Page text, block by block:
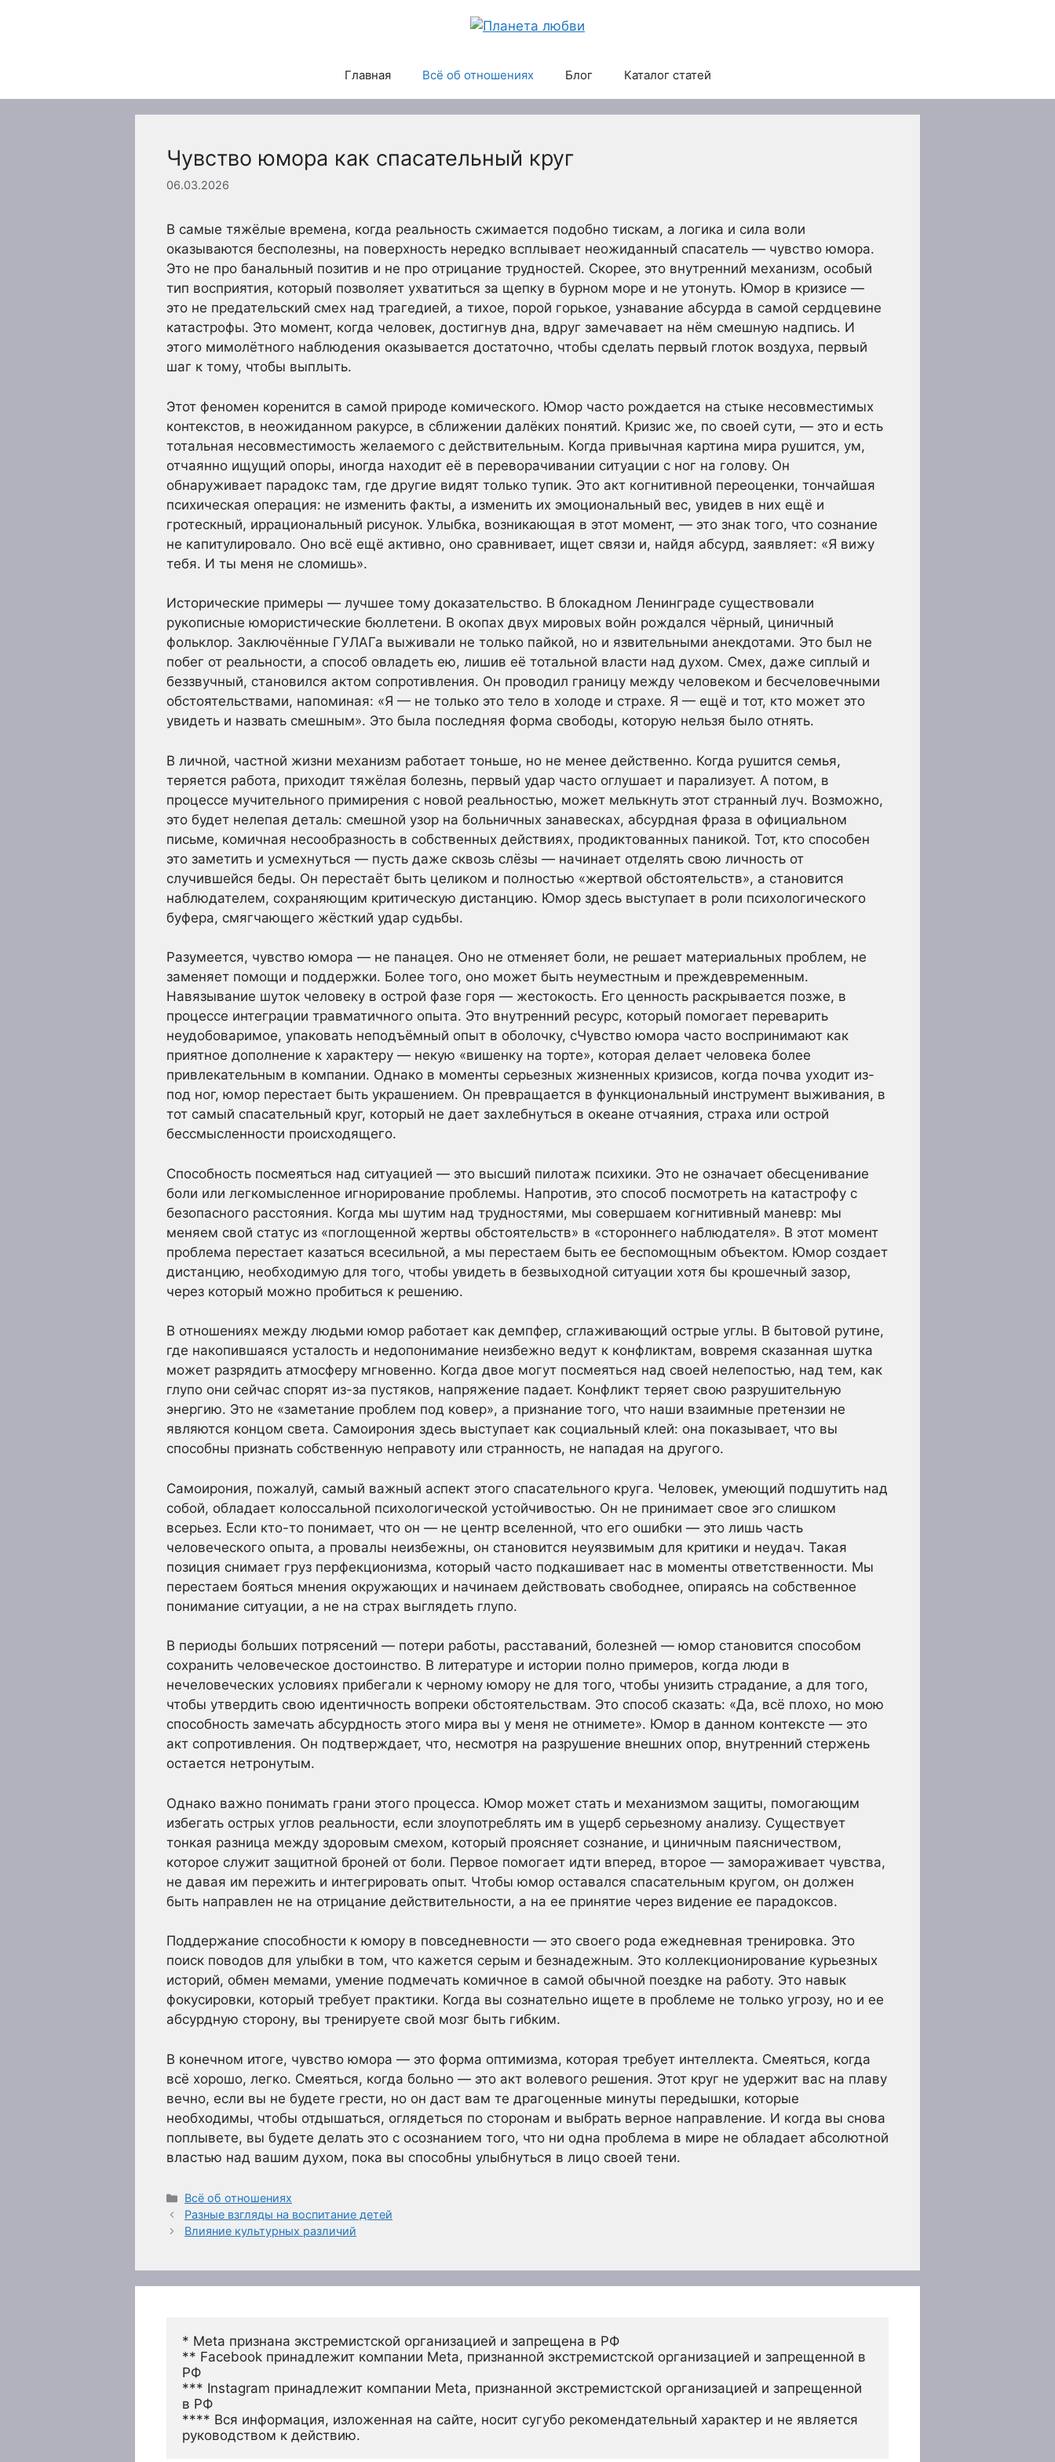
Главная Всё об отношениях Блог Каталог статей
Чувство юмора как спасательный круг
06.03.2026
В самые тяжёлые времена, когда реальность сжимается подобно тискам, а логика и сила воли
оказываются бесполезны, на поверхность нередко всплывает неожиданный спасатель — чувство юмора.
Это не про банальный позитив и не про отрицание трудностей. Скорее, это внутренний механизм, особый
тип восприятия, который позволяет ухватиться за щепку в бурном море и не утонуть. Юмор в кризисе —
это не предательский смех над трагедией, а тихое, порой горькое, узнавание абсурда в самой сердцевине
катастрофы. Это момент, когда человек, достигнув дна, вдруг замечавает на нём смешную надпись. И
этого мимолётного наблюдения оказывается достаточно, чтобы сделать первый глоток воздуха, первый
шаг к тому, чтобы выплыть.
Этот феномен коренится в самой природе комического. Юмор часто рождается на стыке несовместимых
контекстов, в неожиданном ракурсе, в сближении далёких понятий. Кризис же, по своей сути, — это и есть
тотальная несовместимость желаемого с действительным. Когда привычная картина мира рушится, ум,
отчаянно ищущий опоры, иногда находит её в переворачивании ситуации с ног на голову. Он
обнаруживает парадокс там, где другие видят только тупик. Это акт когнитивной переоценки, тончайшая
психическая операция: не изменить факты, а изменить их эмоциональный вес, увидев в них ещё и
гротескный, иррациональный рисунок. Улыбка, возникающая в этот момент, — это знак того, что сознание
не капитулировало. Оно всё ещё активно, оно сравнивает, ищет связи и, найдя абсурд, заявляет: «Я вижу
тебя. И ты меня не сломишь».
Исторические примеры — лучшее тому доказательство. В блокадном Ленинграде существовали
рукописные юмористические бюллетени. В окопах двух мировых войн рождался чёрный, циничный
фольклор. Заключённые ГУЛАГа выживали не только пайкой, но и язвительными анекдотами. Это был не
побег от реальности, а способ овладеть ею, лишив её тотальной власти над духом. Смех, даже сиплый и
беззвучный, становился актом сопротивления. Он проводил границу между человеком и бесчеловечными
обстоятельствами, напоминая: «Я — не только это тело в холоде и страхе. Я — ещё и тот, кто может это
увидеть и назвать смешным». Это была последняя форма свободы, которую нельзя было отнять.
В личной, частной жизни механизм работает тоньше, но не менее действенно. Когда рушится семья,
теряется работа, приходит тяжёлая болезнь, первый удар часто оглушает и парализует. А потом, в
процессе мучительного примирения с новой реальностью, может мелькнуть этот странный луч. Возможно,
это будет нелепая деталь: смешной узор на больничных занавесках, абсурдная фраза в официальном
письме, комичная несообразность в собственных действиях, продиктованных паникой. Тот, кто способен
это заметить и усмехнуться — пусть даже сквозь слёзы — начинает отделять свою личность от
случившейся беды. Он перестаёт быть целиком и полностью «жертвой обстоятельств», а становится
наблюдателем, сохраняющим критическую дистанцию. Юмор здесь выступает в роли психологического
буфера, смягчающего жёсткий удар судьбы.
Разумеется, чувство юмора — не панацея. Оно не отменяет боли, не решает материальных проблем, не
заменяет помощи и поддержки. Более того, оно может быть неуместным и преждевременным.
Навязывание шуток человеку в острой фазе горя — жестокость. Его ценность раскрывается позже, в
процессе интеграции травматичного опыта. Это внутренний ресурс, который помогает переварить
неудобоваримое, упаковать неподъёмный опыт в оболочку, сЧувство юмора часто воспринимают как
приятное дополнение к характеру — некую «вишенку на торте», которая делает человека более
привлекательным в компании. Однако в моменты серьезных жизненных кризисов, когда почва уходит из-
под ног, юмор перестает быть украшением. Он превращается в функциональный инструмент выживания, в
тот самый спасательный круг, который не дает захлебнуться в океане отчаяния, страха или острой
бессмысленности происходящего.
Способность посмеяться над ситуацией — это высший пилотаж психики. Это не означает обесценивание
боли или легкомысленное игнорирование проблемы. Напротив, это способ посмотреть на катастрофу с
безопасного расстояния. Когда мы шутим над трудностями, мы совершаем когнитивный маневр: мы
меняем свой статус из «поглощенной жертвы обстоятельств» в «стороннего наблюдателя». В этот момент
проблема перестает казаться всесильной, а мы перестаем быть ее беспомощным объектом. Юмор создает
дистанцию, необходимую для того, чтобы увидеть в безвыходной ситуации хотя бы крошечный зазор,
через который можно пробиться к решению.
В отношениях между людьми юмор работает как демпфер, сглаживающий острые углы. В бытовой рутине,
где накопившаяся усталость и недопонимание неизбежно ведут к конфликтам, вовремя сказанная шутка
может разрядить атмосферу мгновенно. Когда двое могут посмеяться над своей нелепостью, над тем, как
глупо они сейчас спорят из-за пустяков, напряжение падает. Конфликт теряет свою разрушительную
энергию. Это не «заметание проблем под ковер», а признание того, что наши взаимные претензии не
являются концом света. Самоирония здесь выступает как социальный клей: она показывает, что вы
способны признать собственную неправоту или странность, не нападая на другого.
Самоирония, пожалуй, самый важный аспект этого спасательного круга. Человек, умеющий подшутить над
собой, обладает колоссальной психологической устойчивостью. Он не принимает свое эго слишком
всерьез. Если кто-то понимает, что он — не центр вселенной, что его ошибки — это лишь часть
человеческого опыта, а провалы неизбежны, он становится неуязвимым для критики и неудач. Такая
позиция снимает груз перфекционизма, который часто подкашивает нас в моменты ответственности. Мы
перестаем бояться мнения окружающих и начинаем действовать свободнее, опираясь на собственное
понимание ситуации, а не на страх выглядеть глупо.
В периоды больших потрясений — потери работы, расставаний, болезней — юмор становится способом
сохранить человеческое достоинство. В литературе и истории полно примеров, когда люди в
нечеловеческих условиях прибегали к черному юмору не для того, чтобы унизить страдание, а для того,
чтобы утвердить свою идентичность вопреки обстоятельствам. Это способ сказать: «Да, всё плохо, но мою
способность замечать абсурдность этого мира вы у меня не отнимете». Юмор в данном контексте — это
акт сопротивления. Он подтверждает, что, несмотря на разрушение внешних опор, внутренний стержень
остается нетронутым.
Однако важно понимать грани этого процесса. Юмор может стать и механизмом защиты, помогающим
избегать острых углов реальности, если злоупотреблять им в ущерб серьезному анализу. Существует
тонкая разница между здоровым смехом, который проясняет сознание, и циничным паясничеством,
которое служит защитной броней от боли. Первое помогает идти вперед, второе — замораживает чувства,
не давая им пережить и интегрировать опыт. Чтобы юмор оставался спасательным кругом, он должен
быть направлен не на отрицание действительности, а на ее принятие через видение ее парадоксов.
Поддержание способности к юмору в повседневности — это своего рода ежедневная тренировка. Это
поиск поводов для улыбки в том, что кажется серым и безнадежным. Это коллекционирование курьезных
историй, обмен мемами, умение подмечать комичное в самой обычной поездке на работу. Это навык
фокусировки, который требует практики. Когда вы сознательно ищете в проблеме не только угрозу, но и ее
абсурдную сторону, вы тренируете свой мозг быть гибким.
В конечном итоге, чувство юмора — это форма оптимизма, которая требует интеллекта. Смеяться, когда
всё хорошо, легко. Смеяться, когда больно — это акт волевого решения. Этот круг не удержит вас на плаву
вечно, если вы не будете грести, но он даст вам те драгоценные минуты передышки, которые
необходимы, чтобы отдышаться, оглядеться по сторонам и выбрать верное направление. И когда вы снова
поплывете, вы будете делать это с осознанием того, что ни одна проблема в мире не обладает абсолютной
властью над вашим духом, пока вы способны улыбнуться в лицо своей тени.
Рубрики
Всё об отношениях
Разные взгляды на воспитание детей
Влияние культурных различий
* Meta признана экстремистской организацией и запрещена в РФ
** Facebook принадлежит компании Meta, признанной экстремистской организацией и запрещенной в
РФ
*** Instagram принадлежит компании Meta, признанной экстремистской организацией и запрещенной
в РФ
**** Вся информация, изложенная на сайте, носит сугубо рекомендательный характер и не является
руководством к действию.